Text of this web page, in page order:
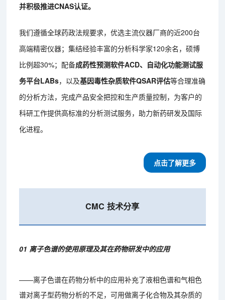
并积极推进CNAS认证。
我们遵循全球药政法规要求，优选主流仪器厂商的近200台
高端精密仪器；集结经验丰富的分析科学家120余名，硕博
比例超30%；配备成药性预测软件ACD、自动化功能测试服
务平台LABs，以及基因毒性杂质软件QSAR评估等合理准确
的分析方法，完成产品安全把控和生产质量控制，为客户的
科研工作提供高标准的分析测试服务，助力新药研发及国际
化进程。
点击了解更多
CMC 技术分享
01 离子色谱的使用原理及其在药物研发中的应用
——离子色谱在药物分析中的应用补充了液相色谱和气相色
谱对离子型药物分析的不足，可用做离子化合物及其杂质的